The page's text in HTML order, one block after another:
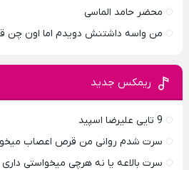
محضر حامد الماسی
من واسه داشتنش دویدم اما اون چن
ریمکس جدید
9 تایی علیرضا اسپید
سرت شدم روانی من قرص اعصاب
سرت بالاعه یا نه هرچی میخواستی داری